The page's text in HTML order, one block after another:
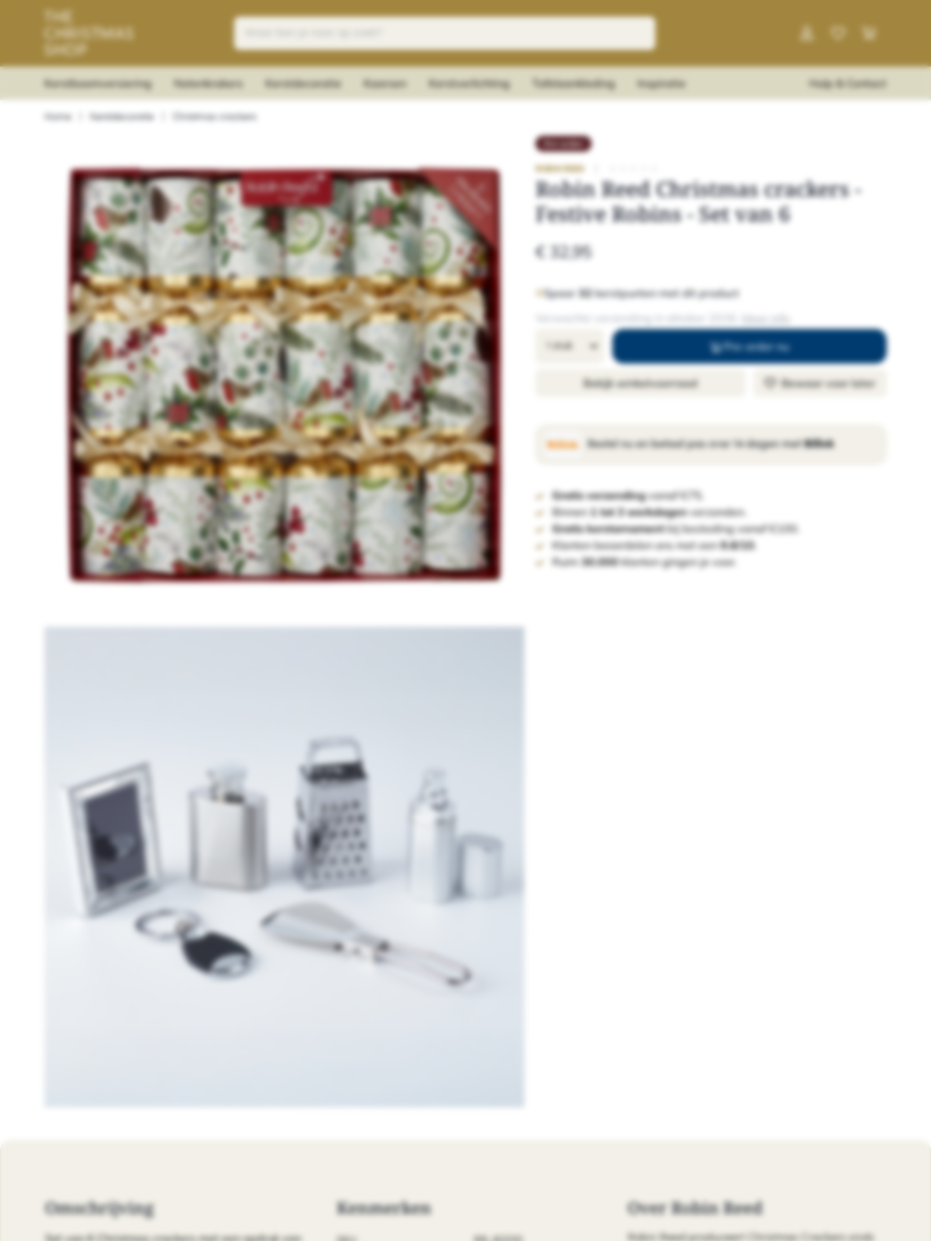
Kerstboomversiering Notenkrakers Kerstdecoratie Kaarsen Kerstverlichting Tafelaankleding Inspiratie Hulp & Contact
Robin Reed Christmas crackers -
Festive Robins - Set van 6
€ 32,95
Spaar 32kerstpunten met dit product
Pre-order nu
Bekijk winkelvoorraad Bewaar voor later
Bestel nu en betaal pas over 14 dagen met Billink
Gratis verzendingvanaf €75.
Binnen 1 tot 3 werkdagenverzonden.
Gratis kerstornamentbij besteding vanaf €100.
Klanten beoordelen ons met een9.8/10
Ruim 30.000klanten gingen je voor.
Omschrijving
Set van 6 Christmas crackers met een opdruk van
Kenmerken Over Robin Reed
Robin Reed produceert Christmas Crackers sinds